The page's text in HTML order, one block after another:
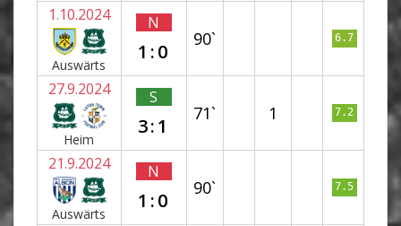
1.10.2024
Auswärts
N
1:0
90` 6.7
27.9.2024
Heim
S
3:1
71` 1 7.2
21.9.2024
Auswärts
N
1:0
90` 7.5